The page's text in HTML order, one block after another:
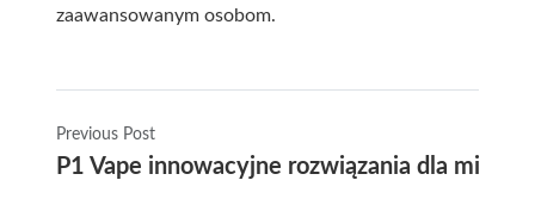
zaawansowanym osobom.
Previous Post
P1 Vape innowacyjne rozwiązania dla